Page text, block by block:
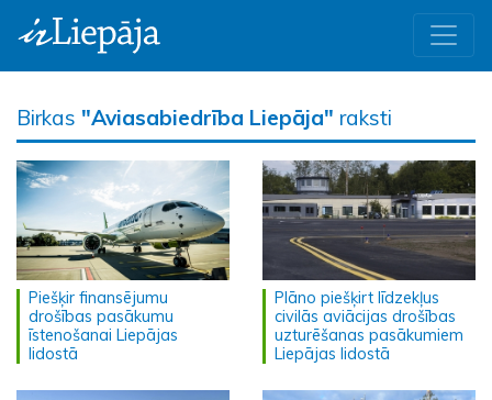
Birkas "Aviasabiedrība Liepāja" raksti
Piešķir finansējumu
drošības pasākumu
īstenošanai Liepājas
lidostā
Plāno piešķirt līdzekļus
civilās aviācijas drošības
uzturēšanas pasākumiem
Liepājas lidostā